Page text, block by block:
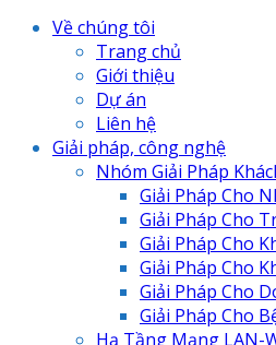
Về chúng tôi
Trang chủ
Giới thiệu
Dự án
Liên hệ
Giải pháp, công nghệ
Nhóm Giải Pháp
Giải Pháp Cho
Giải Pháp Cho
Giải Pháp Cho
Giải Pháp Cho
Giải Pháp Cho
Giải Pháp Cho
Hạ Tầng Mạng LAN-